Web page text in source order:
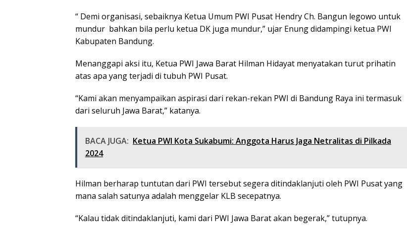
“ Demi organisasi, sebaiknya Ketua Umum PWI Pusat Hendry Ch. Bangun legowo untuk
mundur bahkan bila perlu ketua DK juga mundur,” ujar Enung didampingi ketua PWI
Kabupaten Bandung.
Menanggapi aksi itu, Ketua PWI Jawa Barat Hilman Hidayat menyatakan turut prihatin
atas apa yang terjadi di tubuh PWI Pusat.
“Kami akan menyampaikan aspirasi dari rekan-rekan PWI di Bandung Raya ini termasuk
dari seluruh Jawa Barat,” katanya.
BACA JUGA: Ketua PWI Kota Sukabumi: Anggota Harus Jaga Netralitas di Pilkada
2024
Hilman berharap tuntutan dari PWI tersebut segera ditindaklanjuti oleh PWI Pusat yang
mana salah satunya adalah menggelar KLB secepatnya.
“Kalau tidak ditindaklanjuti, kami dari PWI Jawa Barat akan begerak,” tutupnya.